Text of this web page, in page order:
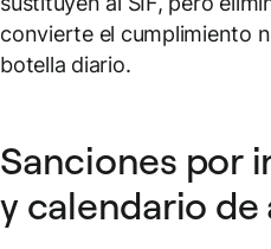
convierte el cumplimiento
botella diario.
Sanciones por
y calendario